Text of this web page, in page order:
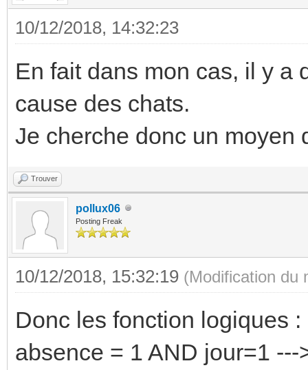
10/12/2018, 14:32:23
En fait dans mon cas, il y a
cause des chats.
Je cherche donc un moyen
Trouver
pollux06
Posting Freak
10/12/2018, 15:32:19 (Modification du
Donc les fonction logiques :
absence = 1 AND jour=1